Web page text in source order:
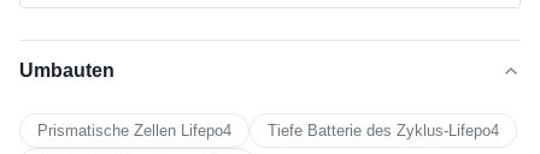
Umbauten
Prismatische Zellen Lifepo4
Tiefe Batterie des Zyklus-Lifepo4